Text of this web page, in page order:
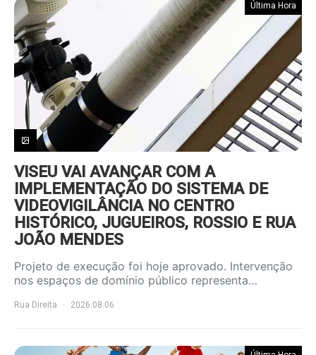
Última Hora
VISEU VAI AVANÇAR COM A
IMPLEMENTAÇÃO DO SISTEMA DE
VIDEOVIGILÂNCIA NO CENTRO
HISTÓRICO, JUGUEIROS, ROSSIO E RUA
JOÃO MENDES
Projeto de execução foi hoje aprovado. Intervenção
nos espaços de domínio público representa…
Rua Direita 2026.08.06